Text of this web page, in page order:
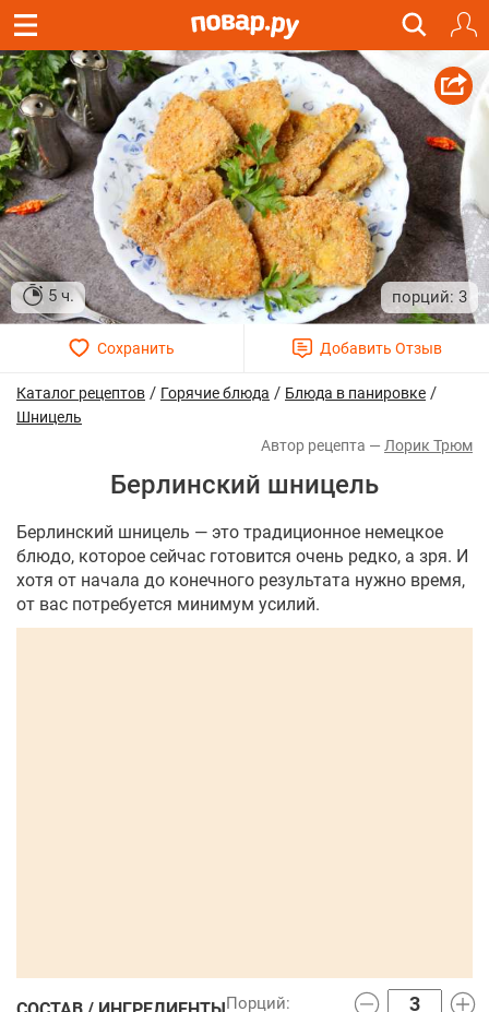
5 ч. 3
Каталог рецептов / Горячие блюда / Блюда в панировке /
Шницель
Лорик Трюм
Берлинский шницель
Берлинский шницель — это традиционное немецкое
блюдо, которое сейчас готовится очень редко, а зря. И
хотя от начала до конечного результата нужно время,
от вас потребуется минимум усилий.